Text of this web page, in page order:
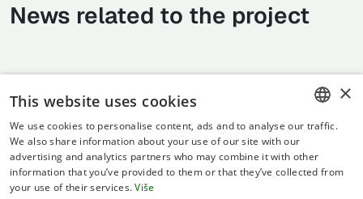
News related to the project
Terms of use
ENGLISH
×
This website uses cookies
We use cookies to personalise content, ads and to analyse our traffic.
We also share information about your use of our site with our
advertising and analytics partners who may combine it with other
information that you’ve provided to them or that they’ve collected from
your use of their services. Više